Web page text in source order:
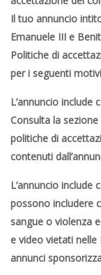
Il tuo annuncio
Emanuele III e
Politiche di
per i seguenti
L’annuncio include
Consulta la
politiche di
contenuti
L’annuncio include
possono includere
sangue o violenza
e video vietati
annunci